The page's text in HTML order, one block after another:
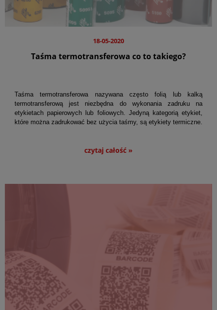
Taśma termotransferowa co to takiego?
18-05-2020
Taśma termotransferowa nazywana często folią lub kalką
termotransferową jest niezbędna do wykonania zadruku na
etykietach papierowych lub foliowych. Jedyną kategorią etykiet,
które można zadrukować bez użycia taśmy, są etykiety termiczne.
czytaj całość »